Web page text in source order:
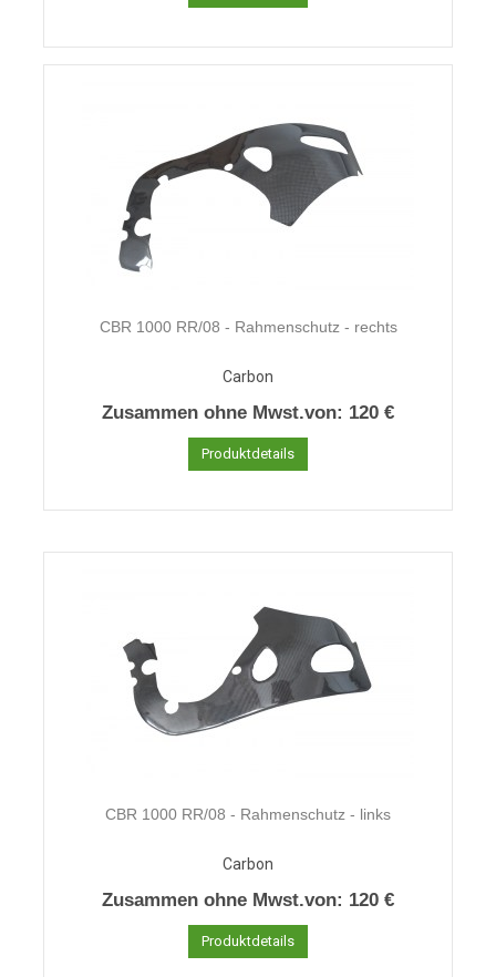
CBR 1000 RR/08 - Rahmenschutz - rechts
Carbon
Zusammen ohne Mwst.von: 120 €
Produktdetails
CBR 1000 RR/08 - Rahmenschutz - links
Carbon
Zusammen ohne Mwst.von: 120 €
Produktdetails